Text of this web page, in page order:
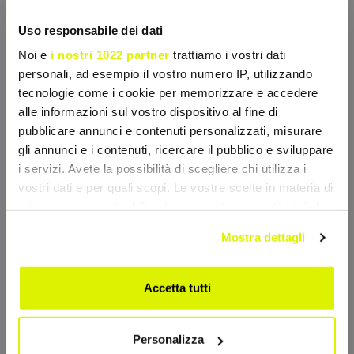
Uso responsabile dei dati
Noi e i nostri 1022 partner trattiamo i vostri dati
personali, ad esempio il vostro numero IP, utilizzando
tecnologie come i cookie per memorizzare e accedere
alle informazioni sul vostro dispositivo al fine di
pubblicare annunci e contenuti personalizzati, misurare
gli annunci e i contenuti, ricercare il pubblico e sviluppare
i servizi. Avete la possibilità di scegliere chi utilizza i
vostri dati e per quali scopi. Le vostre scelte in materia di
modificare o revocare il proprio consenso in qualsiasi
momento dalla Dichiarazione sui cookie o facendo clic
sull'icona di attivazione della privacy.
Con il tuo consenso, vorremmo anche:
raccogliere informazioni sulla tua posizione
Mostra dettagli
Accetta tutti
Personalizza
Modalità d'uso
Sciogliere 2/3 di dosatore (25g)in 300 ml di acqua o
latte scremato. Consumare preferibilmente dopo
l'allenamento per innescare la sintesi proteica,
oppure come spuntino proteico durante la giornata
per bilanciare i pasti.
SCHEDA TECNICA